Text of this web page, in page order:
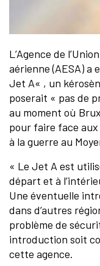
L’Agence de
aérienne (AESA) a
Jet A« , un
poserait « pas de
au moment où
pour faire face
à la guerre au
« Le Jet A est
départ et à
Une éventuelle
dans d’autres
problème de
introduction soit
cette agence.